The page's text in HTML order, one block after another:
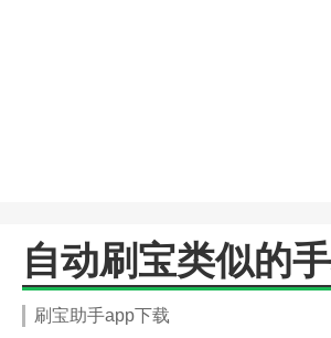
自动刷宝类似的
刷宝助手app下载